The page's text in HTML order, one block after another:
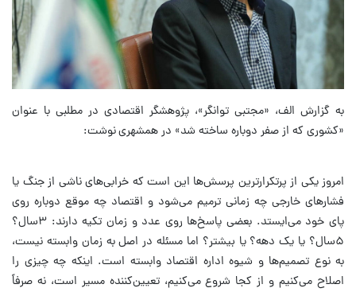
به گزارش الف، «مجتبی توانگر»، پژوهشگر اقتصادی در مطلبی با عنوان
«کشوری که از صفر دوباره ساخته شد» در همشهرینوشت:
امروز یکی از پرتکرارترین پرسش‌ها این است که خرابی‌های ناشی از جنگ یا
فشارهای خارجی چه زمانی ترمیم می‌شود و اقتصاد چه موقع دوباره روی
پای خود می‌ایستد. بعضی پاسخ‌ها روی عدد و زمان تکیه دارند: ۳سال؟
۵سال؟ یا یک دهه؟ یا بیشتر؟ اما مسئله در اصل به زمان وابسته نیست،
به نوع تصمیم‌ها و شیوه اداره اقتصاد وابسته است. اینکه چه چیزی را
اصلاح می‌کنیم و از کجا شروع می‌کنیم، تعیین‌کننده مسیر است، نه صرفاً